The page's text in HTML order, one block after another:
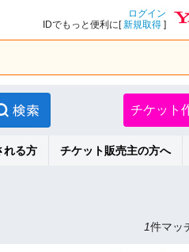
ログイン
IDでもっと便利に[新規取得 ]
チケット
れる方 チケット販売主の方へ
1件マッ